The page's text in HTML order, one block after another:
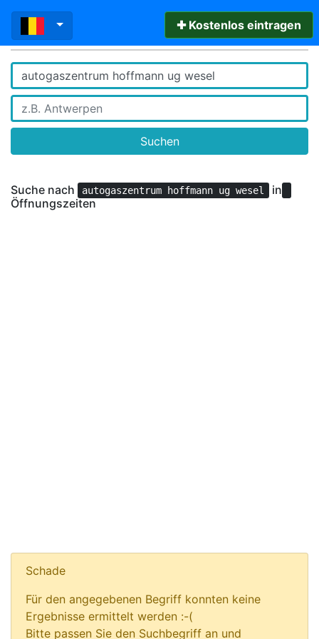
✚ Kostenlos eintragen
Suchen
Suche nach autogaszentrum hoffmann ug wesel
in
Öffnungszeiten
Schade
Für den angegebenen Begriff konnten keine
Ergebnisse ermittelt werden :-(
Bitte passen Sie den Suchbegriff an und